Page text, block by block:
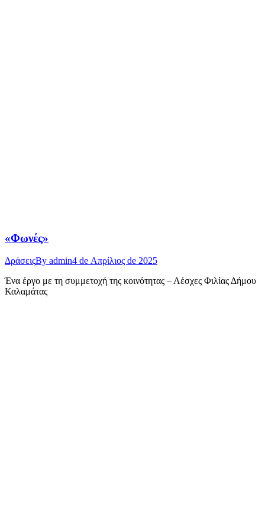
«Φωνές»
ΔράσειςBy admin4 de Απρίλιος de 2025
Ένα έργο με τη συμμετοχή της κοινότητας – Λέσχες Φιλίας Δήμου
Καλαμάτας